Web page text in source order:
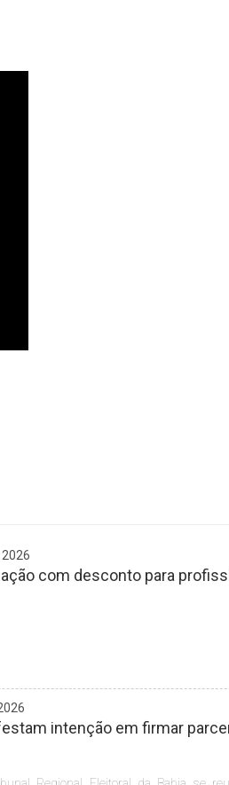
com desconto para
intenção em firmar